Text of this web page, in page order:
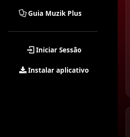
Guia Muzik Plus
Iniciar Sessão
Instalar aplicativo